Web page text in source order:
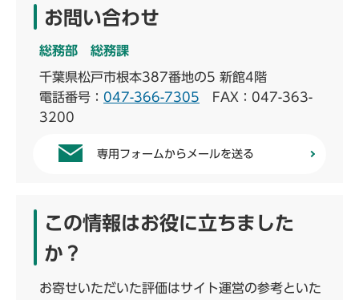
お問い合わせ
総務部 総務課
千葉県松戸市根本387番地の5 新館4階
電話番号： 047-366-7305 FAX：047-363-
3200
専用フォームからメールを送る
この情報はお役に立ちました
か？
お寄せいただいた評価はサイト運営の参考といた